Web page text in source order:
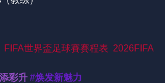
FIFA世界盃足球賽賽程表 2026FIFA
彩升 #焕发新魅力